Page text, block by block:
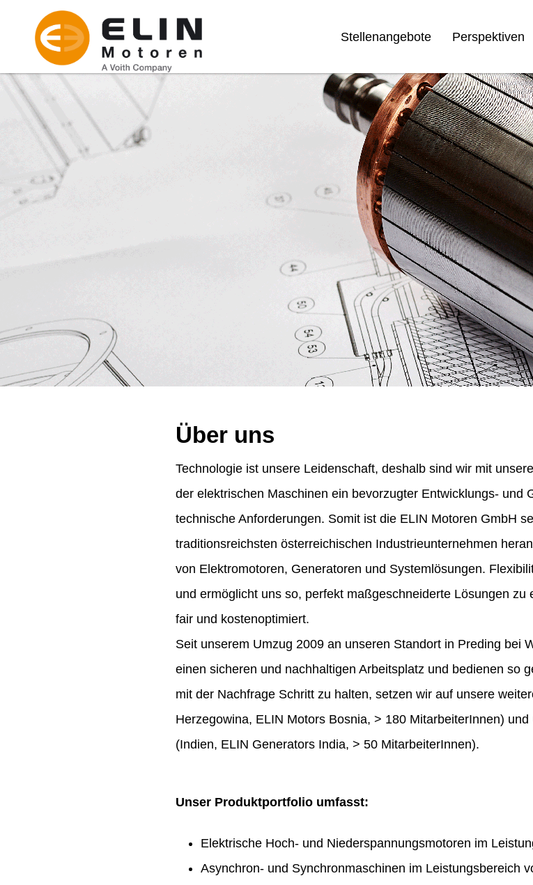
Stellenangebote Perspektiven
Über uns
Technologie ist unsere Leidenschaft, deshalb sind wir mit
der elektrischen Maschinen ein bevorzugter Entwicklungs- und
technische Anforderungen. Somit ist die ELIN Motoren GmbH
traditionsreichsten österreichischen Industrieunternehmen
von Elektromotoren, Generatoren und Systemlösungen.
und ermöglicht uns so, perfekt maßgeschneiderte Lösungen
fair und kostenoptimiert.
Seit unserem Umzug 2009 an unseren Standort in Preding bei
einen sicheren und nachhaltigen Arbeitsplatz und bedienen so
mit der Nachfrage Schritt zu halten, setzen wir auf unsere
Herzegowina, ELIN Motors Bosnia, > 180 MitarbeiterInnen)
(Indien, ELIN Generators India, > 50 MitarbeiterInnen).
Unser Produktportfolio umfasst:
Elektrische Hoch- und Niederspannungsmotoren im
Asynchron- und Synchronmaschinen im Leistungsbereich